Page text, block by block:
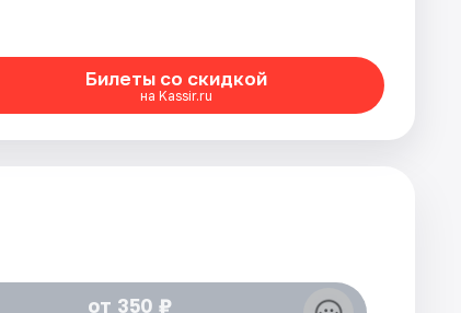
Билеты со скидкой
на Kassir.ru
от 350 ₽